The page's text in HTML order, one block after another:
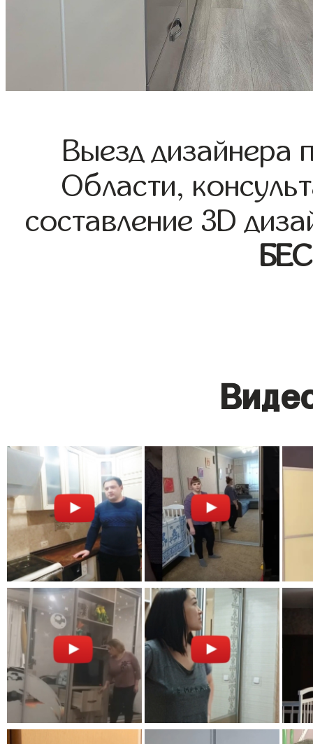
Выезд дизайнера
Области,
составление 3D